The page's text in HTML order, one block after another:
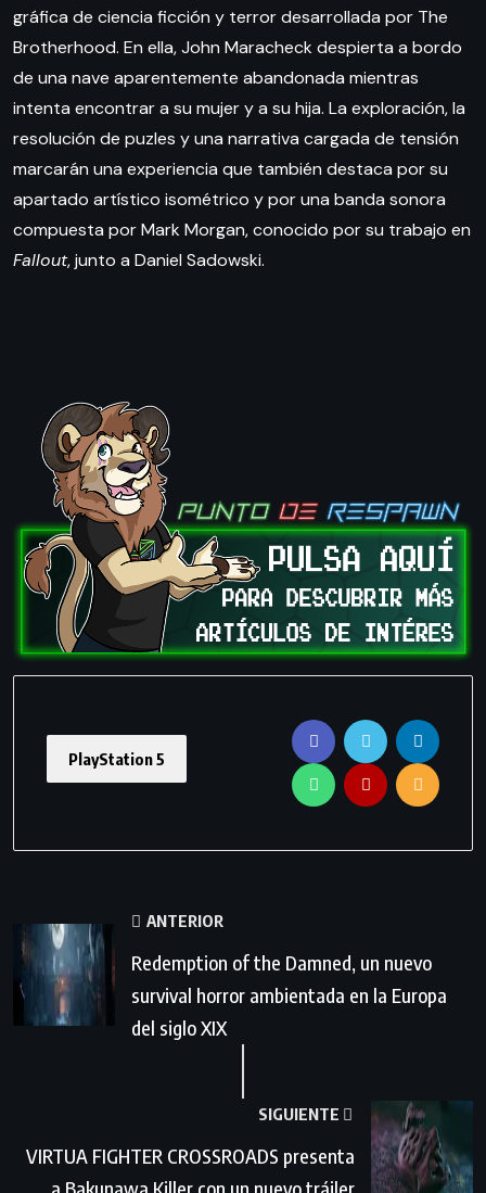
gráfica de ciencia ficción y terror desarrollada por The
Brotherhood. En ella, John Maracheck despierta a bordo
de una nave aparentemente abandonada mientras
intenta encontrar a su mujer y a su hija. La exploración, la
resolución de puzles y una narrativa cargada de tensión
marcarán una experiencia que también destaca por su
apartado artístico isométrico y por una banda sonora
compuesta por Mark Morgan, conocido por su trabajo en
Fallout, junto a Daniel Sadowski.
PlayStation 5
ANTERIOR
Redemption of the Damned, un nuevo
survival horror ambientada en la Europa
del siglo XIX
SIGUIENTE
VIRTUA FIGHTER CROSSROADS presenta
a Bakunawa Killer con un nuevo tráiler